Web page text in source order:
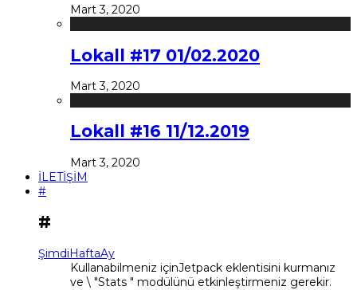
Mart 3, 2020
Lokall #17 01/02.2020
Mart 3, 2020
Lokall #16 11/12.2019
Mart 3, 2020
İLETİŞİM
#
#
ŞimdiHaftaAy
Kullanabilmeniz içinJetpack eklentisini kurmanız
ve \ "Stats " modülünü etkinleştirmeniz gerekir.